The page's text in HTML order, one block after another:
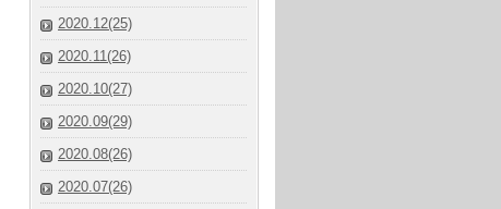
2020.12(25)
2020.11(26)
2020.10(27)
2020.09(29)
2020.08(26)
2020.07(26)